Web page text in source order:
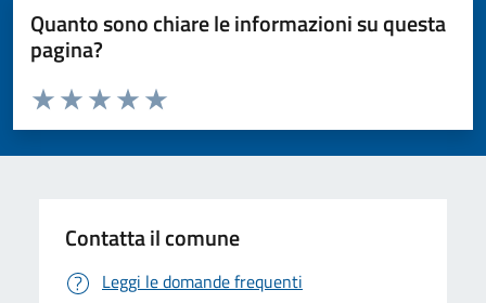
Quanto sono chiare le informazioni su questa
pagina?
Valuta da 1 a 5 stelle la pagina
Valuta 5 stelle su 5
Valuta 4 stelle su 5
Valuta 3 stelle su 5
Valuta 2 stelle su 5
Valuta 1 stelle su 5
Contatta il comune
Leggi le domande frequenti